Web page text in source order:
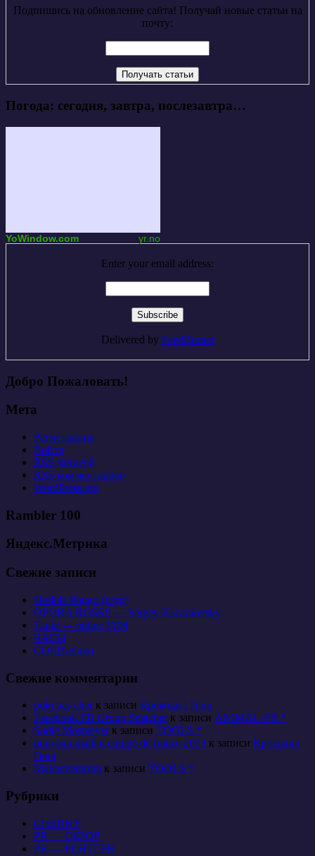
Подпишись на обновление сайта! Получай новые статьи на
почту:
Погода: сегодня, завтра, послезавтра…
YoWindow.com yr.no
Enter your email address:
Delivered by FeedBurner
Добро Пожаловать!
Мета
Регистрация
Войти
RSS записей
RSS комментариев
WordPress.org
Rambler 100
Яндекс.Метрика
Свежие записи
Hodula Pougo (pryg)
OPORA ROSSII — Sergey Kazarnovsky
Tanki — online 1104
ЧАСЫ
СОЧИнялки
Свежие комментарии
polo pas cherк записи Крокодил Гена
Facebook FB Group Snatcherк записи ANIMAL-PR *
Sudie Mosmeyerк записи TOOLS *
nouveau maillot equipe de france 2013 к записи Крокодил
Гена
Maklerzentrum к записи TOOLS *
Рубрики
CHERNY
PR — ОБЗОР
PR — РЕНТГЕН